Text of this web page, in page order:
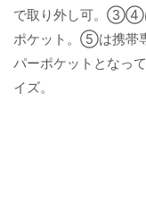
で取り外し可。③④
ポケット。⑤は携帯
パーポケットとなっ
イズ。